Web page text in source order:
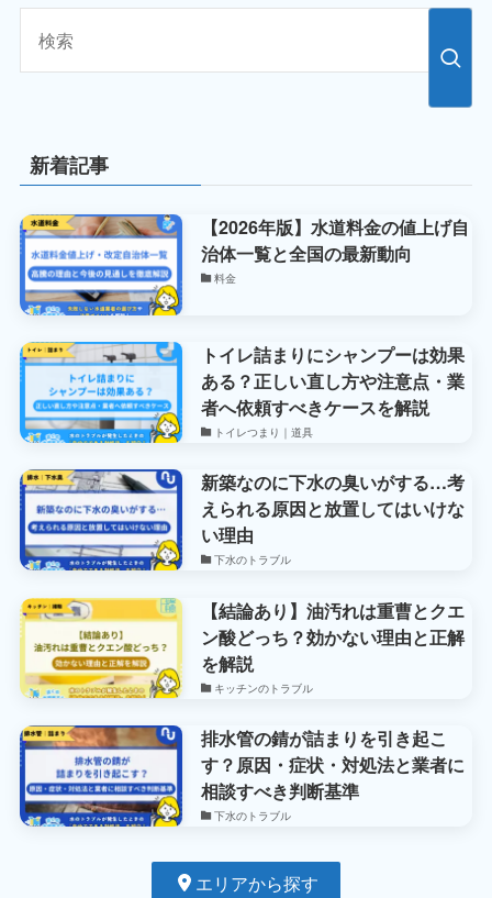
新着記事
【2026年版】水道料金の値上げ自
治体一覧と全国の最新動向
料金
トイレ詰まりにシャンプーは効果
ある？正しい直し方や注意点・業
者へ依頼すべきケースを解説
トイレつまり｜道具
新築なのに下水の臭いがする…考
えられる原因と放置してはいけな
い理由
下水のトラブル
【結論あり】油汚れは重曹とクエ
ン酸どっち？効かない理由と正解
を解説
キッチンのトラブル
排水管の錆が詰まりを引き起こ
す？原因・症状・対処法と業者に
相談すべき判断基準
下水のトラブル
エリアから探す